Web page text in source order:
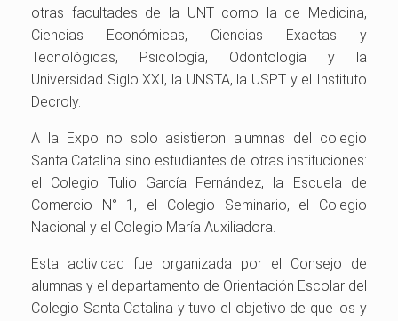
otras facultades de la UNT como la de Medicina,
Ciencias Económicas, Ciencias Exactas y
Tecnológicas, Psicología, Odontología y la
Universidad Siglo XXI, la UNSTA, la USPT y el Instituto
Decroly.
A la Expo no solo asistieron alumnas del colegio
Santa Catalina sino estudiantes de otras instituciones:
el Colegio Tulio García Fernández, la Escuela de
Comercio N° 1, el Colegio Seminario, el Colegio
Nacional y el Colegio María Auxiliadora.
Esta actividad fue organizada por el Consejo de
alumnas y el departamento de Orientación Escolar del
Colegio Santa Catalina y tuvo el objetivo de que los y